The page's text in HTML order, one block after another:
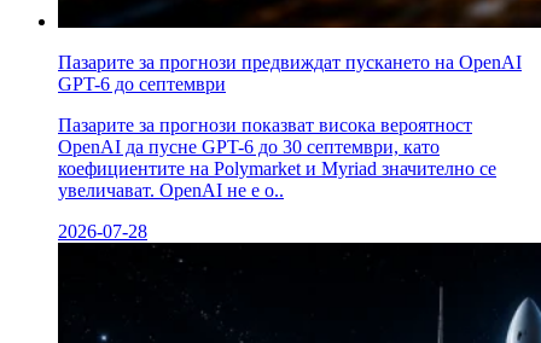
Пазарите за прогнози предвиждат пускането на OpenAI
GPT-6 до септември
Пазарите за прогнози показват висока вероятност
OpenAI да пусне GPT-6 до 30 септември, като
коефициентите на Polymarket и Myriad значително се
увеличават. OpenAI не е о..
2026-07-28